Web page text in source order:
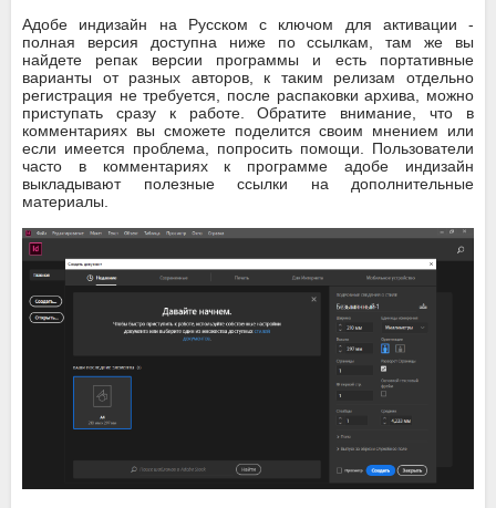
Aдобе индизайн на Русском с ключом для активации -
полная версия доступна ниже по ссылкам, там же вы
найдете репак версии программы и есть портативные
варианты от разных авторов, к таким релизам отдельно
регистрация не требуется, после распаковки архива, можно
приступать сразу к работе. Обратите внимание, что в
комментариях вы сможете поделится своим мнением или
если имеется проблема, попросить помощи. Пользователи
часто в комментариях к программе адобе индизайн
выкладывают полезные ссылки на дополнительные
материалы.